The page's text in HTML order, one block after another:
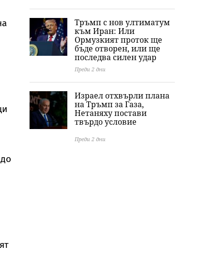
Тръмп с нов ултиматум
към Иран: Или
Ормузкият проток ще
бъде отворен, или ще
последва силен удар
Преди 2 дни
Израел отхвърли плана
на Тръмп за Газа,
Нетаняху постави
твърдо условие
Преди 2 дни